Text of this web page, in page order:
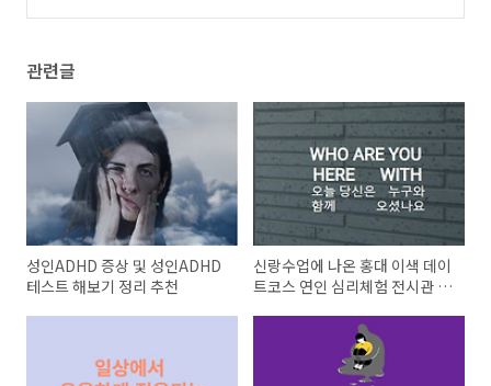
관련글
성인ADHD 증상 및 성인ADHD
테스트 해보기 정리 추천
신랑수업에 나온 홍대 이색 데이
트코스 연인 심리체험 전시관 이